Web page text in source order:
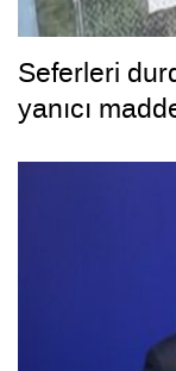
Seferleri
yanıcı